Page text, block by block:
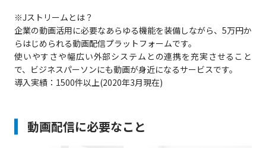
※Jストリームとは？
企業の動画活用に必要なあらゆる機能を装備しながら、5万円か
らはじめられる動画配信プラットフォームです。
使いやすさや幅広い外部システムとの連携を充実させること
で、ビジネスパーソンにも動画が身近になるサービスです。
導入実績：1500件以上(2020年3月現在)
動画配信に必要なこと